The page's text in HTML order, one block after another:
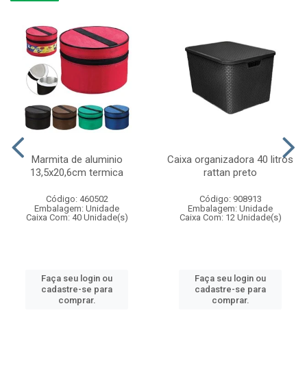
Marmita de aluminio
13,5x20,6cm termica
Código: 460502
Embalagem: Unidade
Caixa Com: 40 Unidade(s)
Faça seu login ou
cadastre-se para
comprar.
Caixa organizadora 40 litros
rattan preto
Código: 908913
Embalagem: Unidade
Caixa Com: 12 Unidade(s)
Faça seu login ou
cadastre-se para
comprar.